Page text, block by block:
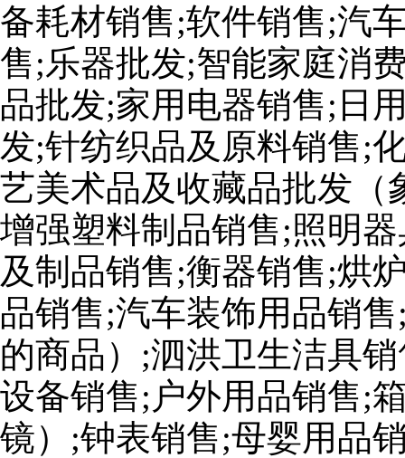
备耗材销售;软件销售;汽
售;乐器批发;智能家庭消
品批发;家用电器销售;日
发;针纺织品及原料销售;
艺美术品及收藏品批发（
增强塑料制品销售;照明
及制品销售;衡器销售;烘
品销售;汽车装饰用品销
的商品）;泗洪卫生洁具
设备销售;户外用品销售;
镜）;钟表销售;母婴用品